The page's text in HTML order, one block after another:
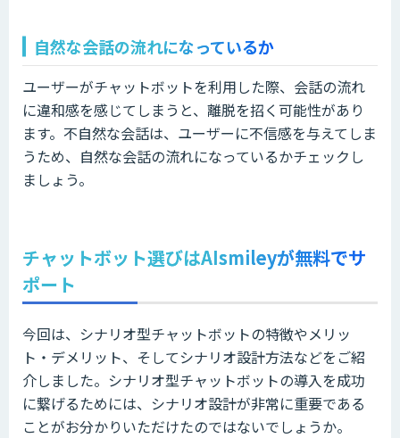
自然な会話の流れになっているか
ユーザーがチャットボットを利用した際、会話の流れ
に違和感を感じてしまうと、離脱を招く可能性があり
ます。不自然な会話は、ユーザーに不信感を与えてしま
うため、自然な会話の流れになっているかチェックし
ましょう。
チャットボット選びはAIsmileyが無料でサ
ポート
今回は、シナリオ型チャットボットの特徴やメリッ
ト・デメリット、そしてシナリオ設計方法などをご紹
介しました。シナリオ型チャットボットの導入を成功
に繋げるためには、シナリオ設計が非常に重要である
ことがお分かりいただけたのではないでしょうか。